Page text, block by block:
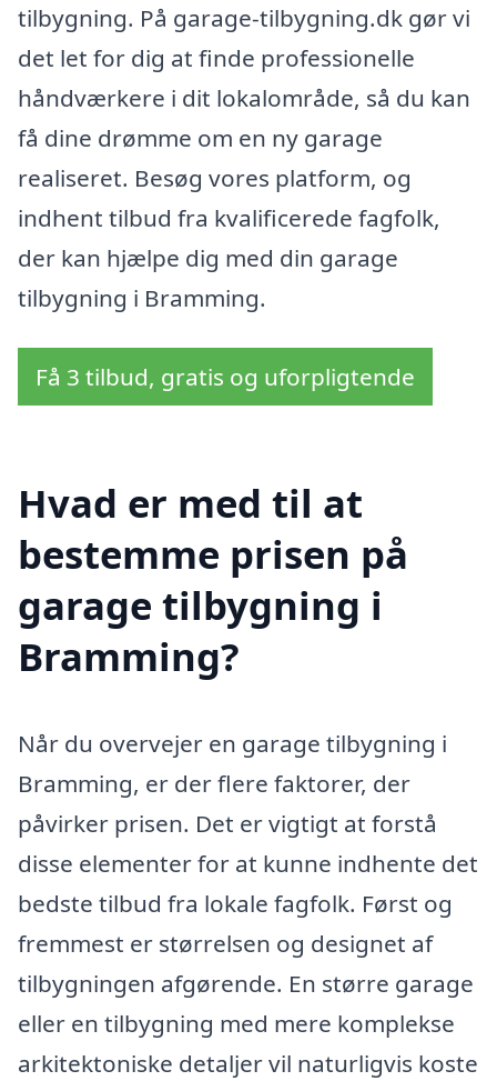
tilbygning. På garage-tilbygning.dk gør vi
det let for dig at finde professionelle
håndværkere i dit lokalområde, så du kan
få dine drømme om en ny garage
realiseret. Besøg vores platform, og
indhent tilbud fra kvalificerede fagfolk,
der kan hjælpe dig med din garage
tilbygning i Bramming.
Få 3 tilbud, gratis og uforpligtende
Hvad er med til at
bestemme prisen på
garage tilbygning i
Bramming?
Når du overvejer en garage tilbygning i
Bramming, er der flere faktorer, der
påvirker prisen. Det er vigtigt at forstå
disse elementer for at kunne indhente det
bedste tilbud fra lokale fagfolk. Først og
fremmest er størrelsen og designet af
tilbygningen afgørende. En større garage
eller en tilbygning med mere komplekse
arkitektoniske detaljer vil naturligvis koste